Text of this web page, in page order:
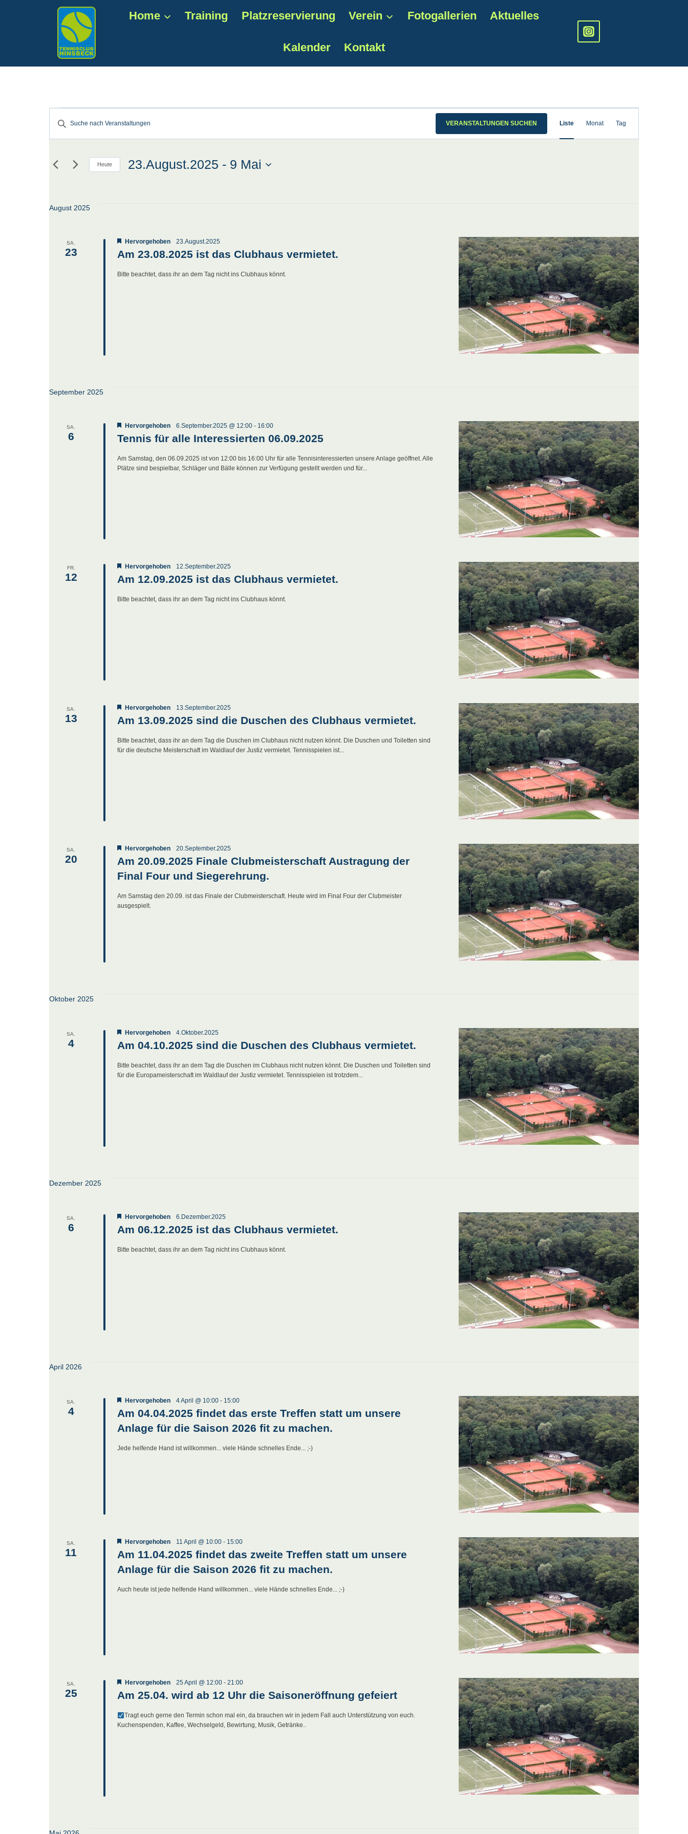
Home Training Platzreservierung Verein Fotogallerien Aktuelles
Kalender Kontakt
Veranstaltungen
Veranstaltungen
und
Ansichten,
Bitte
Suche
Schlüsselwort.
VERANSTALTUNGEN SUCHEN Liste Monat Tag
Heute 23.August.2025 - 9 Mai
August 2025
SA.
23 Am 23.08.2025 ist das Clubhaus vermietet.
Hervorgehoben 23.August.2025
Bitte beachtet, dass ihr an dem Tag nicht ins Clubhaus könnt.
September 2025
SA.
6 Tennis für alle Interessierten 06.09.2025
Hervorgehoben 6.September.2025 @ 12:00 - 16:00
Am Samstag, den 06.09.2025 ist von 12:00 bis 16:00 Uhr für alle Tennisinteressierten unsere Anlage geöffnet. Alle
Plätze sind bespielbar, Schläger und Bälle können zur Verfügung gestellt werden und für...
FR.
12 Am 12.09.2025 ist das Clubhaus vermietet.
Hervorgehoben 12.September.2025
Bitte beachtet, dass ihr an dem Tag nicht ins Clubhaus könnt.
SA.
13 Am 13.09.2025 sind die Duschen des Clubhaus vermietet.
Hervorgehoben 13.September.2025
Bitte beachtet, dass ihr an dem Tag die Duschen im Clubhaus nicht nutzen könnt. Die Duschen und Toiletten sind
für die deutsche Meisterschaft im Waldlauf der Justiz vermietet. Tennisspielen ist...
SA.
20
Am 20.09.2025 Finale Clubmeisterschaft Austragung der
Final Four und Siegerehrung.
Hervorgehoben 20.September.2025
Am Samstag den 20.09. ist das Finale der Clubmeisterschaft. Heute wird im Final Four der Clubmeister
ausgespielt.
Oktober 2025
SA.
4 Am 04.10.2025 sind die Duschen des Clubhaus vermietet.
Hervorgehoben 4.Oktober.2025
Bitte beachtet, dass ihr an dem Tag die Duschen im Clubhaus nicht nutzen könnt. Die Duschen und Toiletten sind
für die Europameisterschaft im Waldlauf der Justiz vermietet. Tennisspielen ist trotzdem...
Dezember 2025
SA.
6 Am 06.12.2025 ist das Clubhaus vermietet.
Hervorgehoben 6.Dezember.2025
Bitte beachtet, dass ihr an dem Tag nicht ins Clubhaus könnt.
April 2026
SA.
4
Am 04.04.2025 findet das erste Treffen statt um unsere
Anlage für die Saison 2026 fit zu machen.
Hervorgehoben 4 April @ 10:00 - 15:00
Jede helfende Hand ist willkommen... viele Hände schnelles Ende... ;-)
SA.
11
Am 11.04.2025 findet das zweite Treffen statt um unsere
Anlage für die Saison 2026 fit zu machen.
Hervorgehoben 11 April @ 10:00 - 15:00
Auch heute ist jede helfende Hand willkommen... viele Hände schnelles Ende... ;-)
SA.
25 Am 25.04. wird ab 12 Uhr die Saisoneröffnung gefeiert
Hervorgehoben 25 April @ 12:00 -21:00
Tragt euch gerne den Termin schon mal ein, da brauchen wir in jedem Fall auch Unterstützung von euch.
Kuchenspenden, Kaffee, Wechselgeld, Bewirtung, Musik, Getränke..